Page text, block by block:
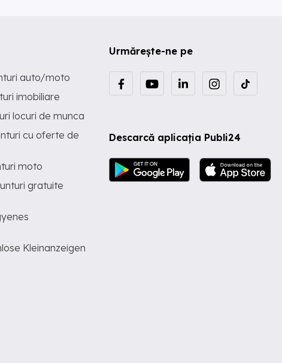
Urmărește-ne pe
Descarcă aplicația Publi24
auto/moto
imobiliare
locuri de munca
cu oferte de
moto
gratuite
Kleinanzeigen